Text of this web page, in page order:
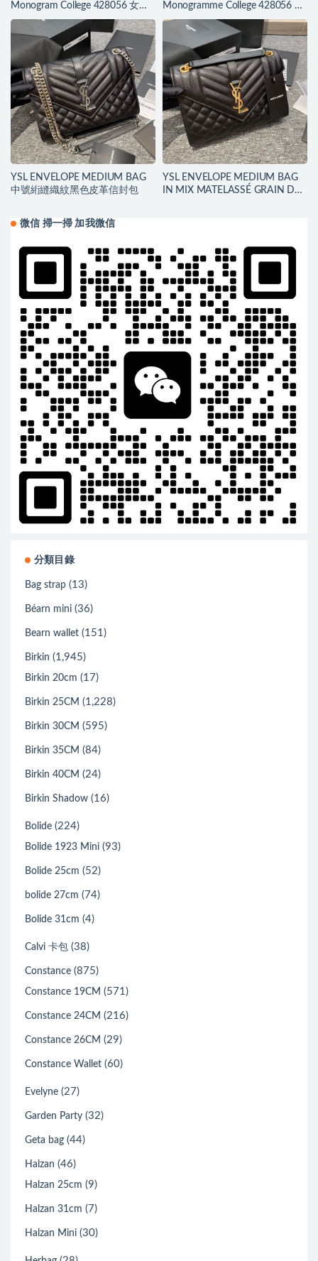
Monogram College 428056 女包
價格和圖片
Monogramme College 428056 女
士單肩包
YSL ENVELOPE MEDIUM BAG
中號絎縫織紋黑色皮革信封包
YSL ENVELOPE MEDIUM BAG
IN MIX MATELASSÉ GRAIN DE
微信 掃一掃 加我微信
分類目錄
Bag strap (13)
Béarn mini (36)
Bearn wallet (151)
Birkin (1,945)
Birkin 20cm (17)
Birkin 25CM (1,228)
Birkin 30CM (595)
Birkin 35CM (84)
Birkin 40CM (24)
Birkin Shadow (16)
Bolide (224)
Bolide 1923 Mini (93)
Bolide 25cm (52)
bolide 27cm (74)
Bolide 31cm (4)
Calvi 卡包 (38)
Constance (875)
Constance 19CM (571)
Constance 24CM (216)
Constance 26CM (29)
Constance Wallet (60)
Evelyne (27)
Garden Party (32)
Geta bag (44)
Halzan (46)
Halzan 25cm (9)
Halzan 31cm (7)
Halzan Mini (30)